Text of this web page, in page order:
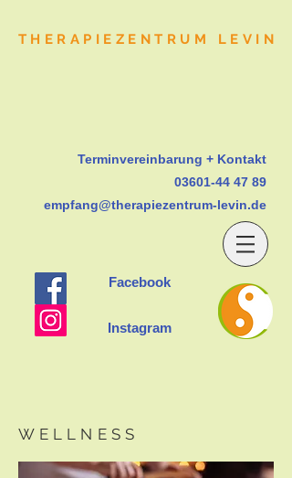
THERAPIEZENTRUM LEVIN
Terminvereinbarung + Kontakt
03601-44 47 89
empfang@therapiezentrum-levin.de
Facebook
Instagram
WELLNESS